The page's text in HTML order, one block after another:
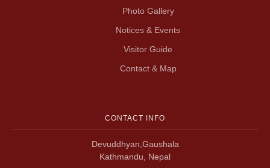
Photo Gallery
Notices & Events
Visitor Guide
Contact & Map
CONTACT INFO
Devuddhyan,Gaushala
Kathmandu, Nepal